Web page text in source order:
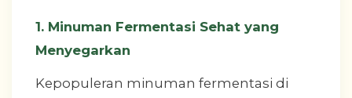
1. Minuman Fermentasi Sehat yang
Menyegarkan
Kepopuleran minuman fermentasi di